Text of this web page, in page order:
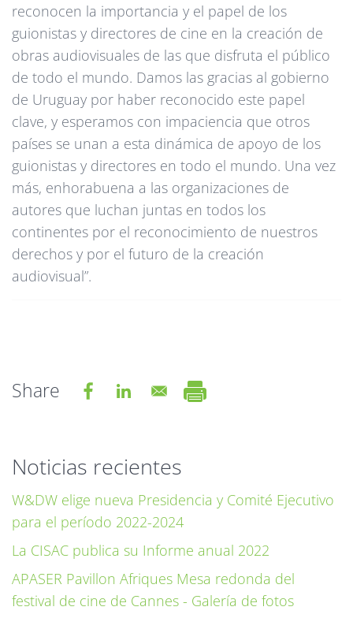
reconocen la importancia y el papel de los
guionistas y directores de cine en la creación de
obras audiovisuales de las que disfruta el público
de todo el mundo. Damos las gracias al gobierno
de Uruguay por haber reconocido este papel
clave, y esperamos con impaciencia que otros
países se unan a esta dinámica de apoyo de los
guionistas y directores en todo el mundo. Una vez
más, enhorabuena a las organizaciones de
autores que luchan juntas en todos los
continentes por el reconocimiento de nuestros
derechos y por el futuro de la creación
audiovisual”.
Share
Noticias recientes
W&DW elige nueva Presidencia y Comité Ejecutivo
para el período 2022-2024
La CISAC publica su Informe anual 2022
APASER Pavillon Afriques Mesa redonda del
festival de cine de Cannes - Galería de fotos